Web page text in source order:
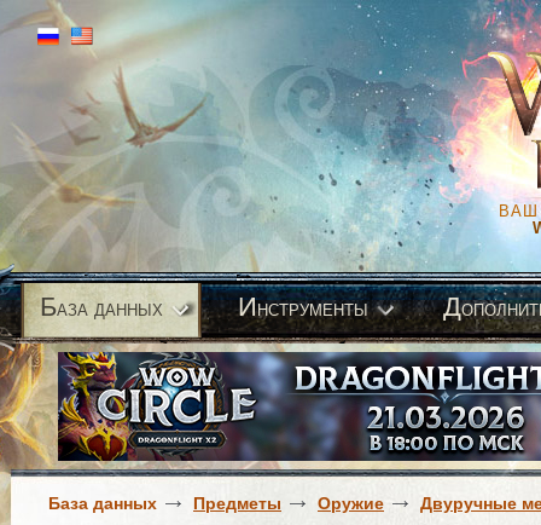
ВАШ
База данных Инструменты Д
База данных Предметы Оружие Двуручные